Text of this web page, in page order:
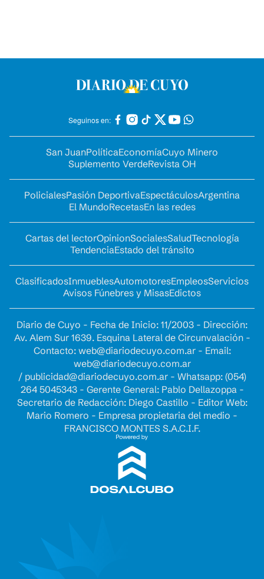
Seguinos en:
San JuanPolíticaEconomíaCuyo Minero
Suplemento VerdeRevista OH
PolicialesPasión DeportivaEspectáculosArgentina
El MundoRecetasEn las redes
Cartas del lectorOpinionSocialesSaludTecnología
TendenciaEstado del tránsito
ClasificadosInmueblesAutomotoresEmpleosServicios
Avisos Fúnebres y MisasEdictos
Diario de Cuyo - Fecha de Inicio: 11/2003 - Dirección:
Av. Alem Sur 1639. Esquina Lateral de Circunvalación -
Contacto: web@diariodecuyo.com.ar- Email:
web@diariodecuyo.com.ar
/ publicidad@diariodecuyo.com.ar- Whatsapp: (054)
264 5045343 - Gerente General: Pablo Dellazoppa -
Secretario de Redacción: Diego Castillo - Editor Web:
Mario Romero - Empresa propietaria del medio -
FRANCISCO MONTES S.A.C.I.F.